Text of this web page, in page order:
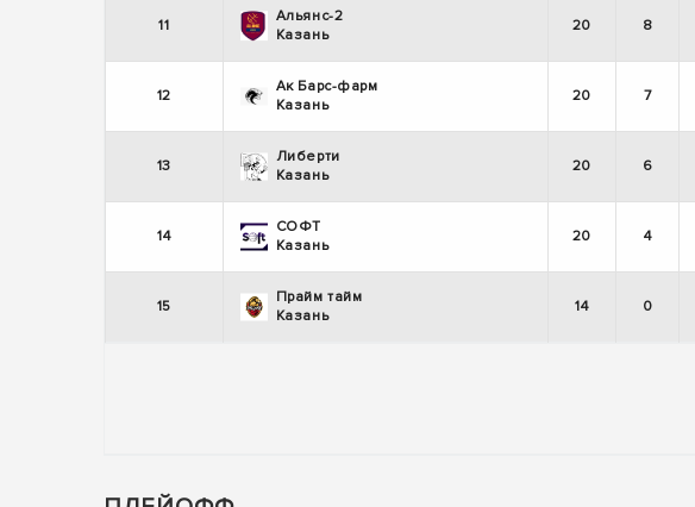
11
Альянс-2
Казань
20 8
12
Ак Барс-фарм
Казань
20 7
13
Либерти
Казань
20 6
14
СОФТ
Казань
20 4
15
Прайм тайм
Казань
14 0